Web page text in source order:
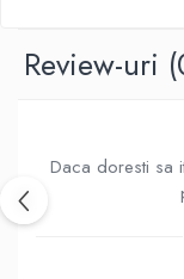
Review-uri
Daca doresti sa